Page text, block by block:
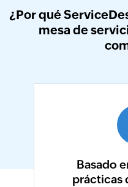
¿Por qué
mesa de
Basado
prácticas